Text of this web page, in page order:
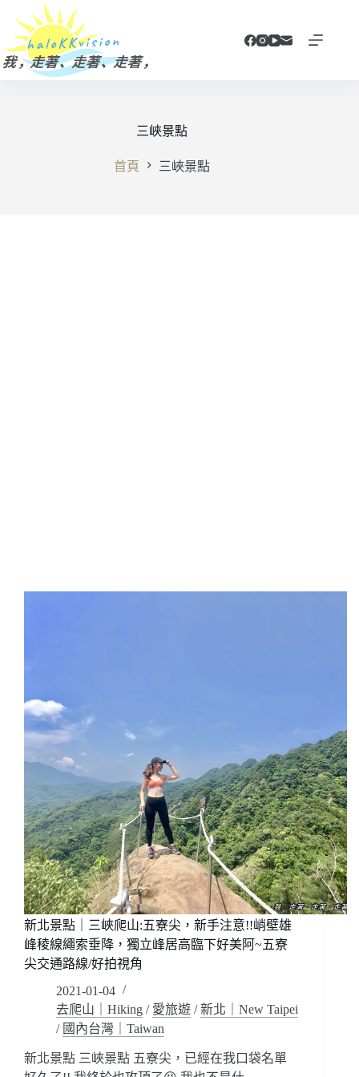
主
要
三峽景點
首頁 三峽景點
新北景點｜三峽爬山:五寮尖，新手注意!!峭壁雄
峰稜線繩索垂降，獨立峰居高臨下好美阿~五寮
尖交通路線/好拍視角
2021-01-04
去爬山｜Hiking / 愛旅遊 /新北｜New Taipei
/ 國內台灣｜Taiwan
新北景點 三峽景點 五寮尖，已經在我口袋名單